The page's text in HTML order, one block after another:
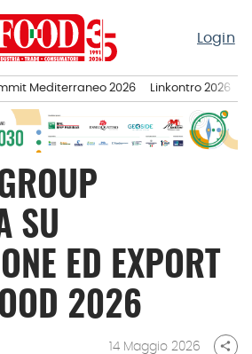
Login
Mediterraneo 2026 Linkontro 2026
SU
ED EXPORT
2026
14 Maggio 2026 share